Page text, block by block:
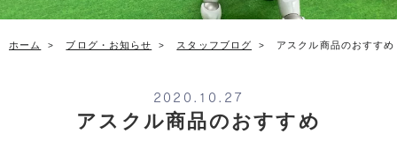
ホーム ブログ・お知らせ スタッフブログ アスクル商品のおすすめ
2020.10.27
アスクル商品のおすすめ